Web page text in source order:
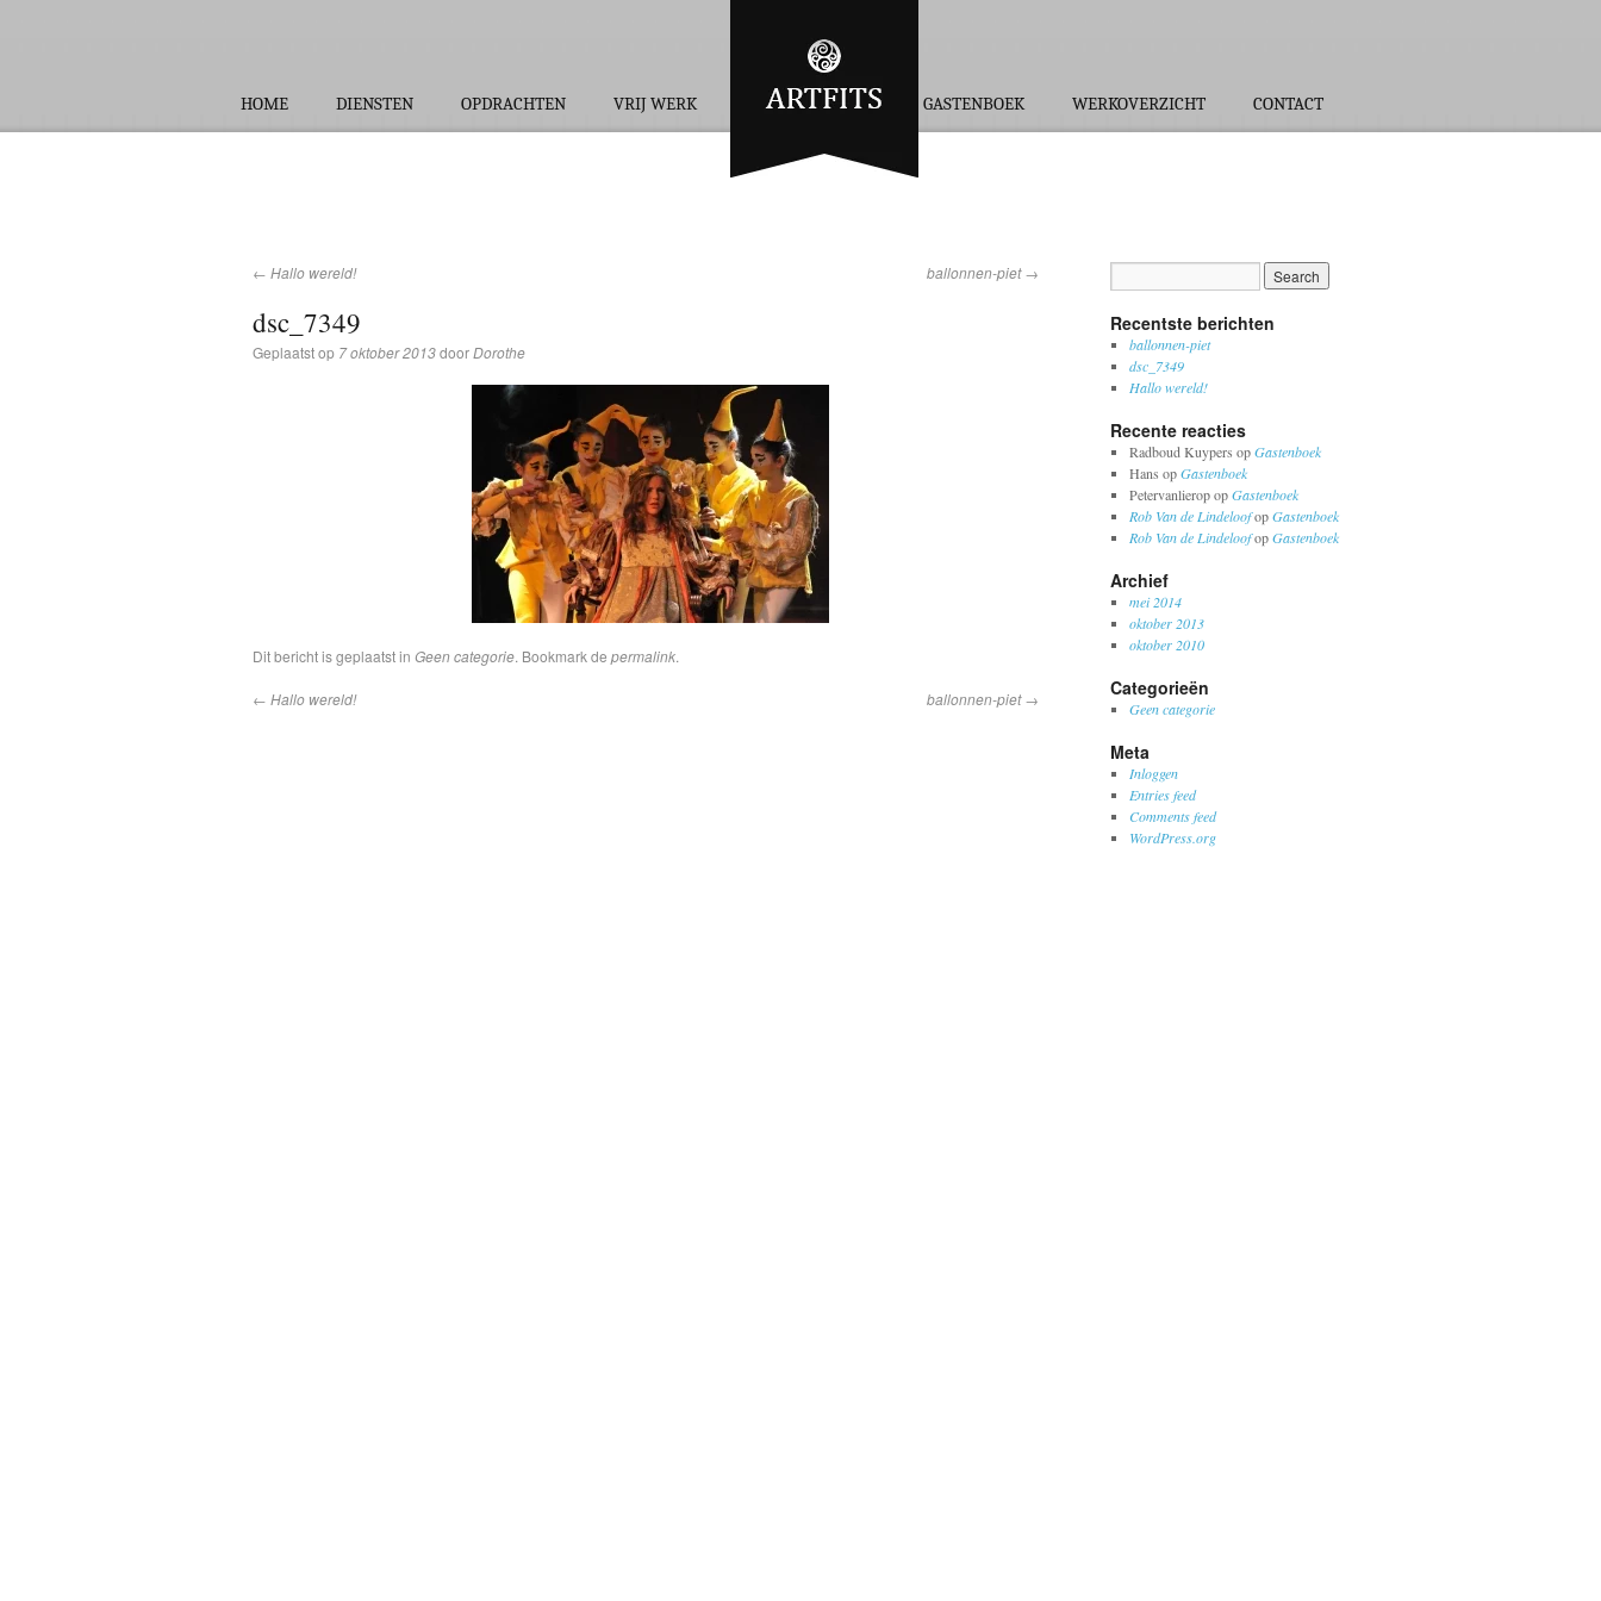
HOME DIENSTEN OPDRACHTEN VRIJ WERK GASTENBOEK WERKOVERZICHT CONTACT
← Hallo wereld! ballonnen-piet→
dsc_7349
Geplaatst op 7 oktober 2013doorDorothe
Dit bericht is geplaatst in Geen categorie. Bookmark de permalink.
← Hallo wereld! ballonnen-piet→
Recentste berichten
ballonnen-piet
dsc_7349
Hallo wereld!
Recente reacties
Radboud Kuypers opGastenboek
Hans opGastenboek
PetervanlieropopGastenboek
Rob Van de LindeloofopGastenboek
Rob Van de LindeloofopGastenboek
Archief
mei 2014
oktober 2013
oktober 2010
Categorieën
Geen categorie
Meta
Inloggen
Entries feed
Comments feed
WordPress.org